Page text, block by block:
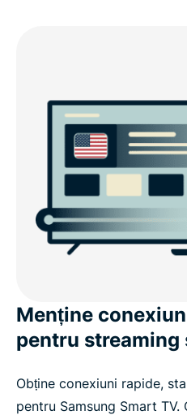
Menține
pentru streaming
Obține conexiuni rapide,
pentru Samsung Smart TV.